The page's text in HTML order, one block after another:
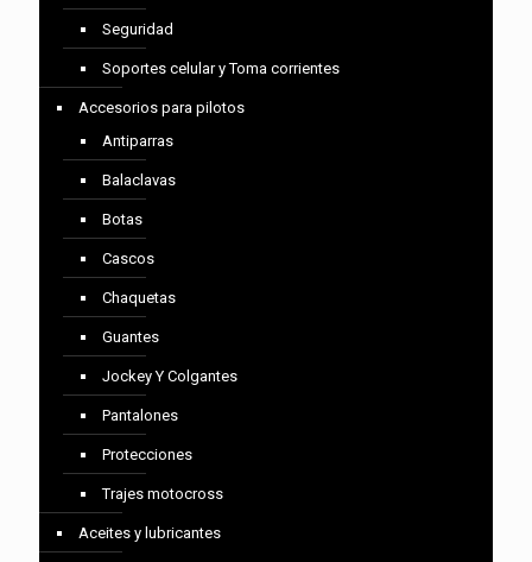
Seguridad
Soportes celular y Toma corrientes
Accesorios para pilotos
Antiparras
Balaclavas
Botas
Cascos
Chaquetas
Guantes
Jockey Y Colgantes
Pantalones
Protecciones
Trajes motocross
Aceites y lubricantes